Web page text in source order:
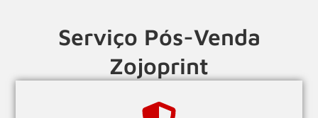
Serviço Pós-Venda
Zojoprint